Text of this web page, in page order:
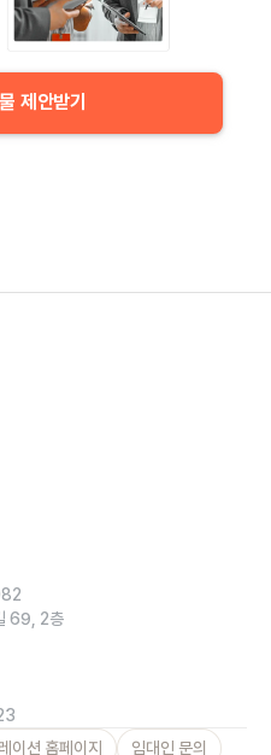
제안받기
69, 2층
이션 홈페이지 임대인 문의